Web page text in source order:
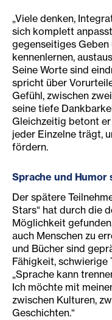
„Viele denken,
sich komplett
gegenseitiges Geben
kennenlernen,
Seine Worte sind
spricht über
Gefühl, zwischen
seine tiefe
Gleichzeitig betont
jeder Einzelne trägt,
fördern.
Sprache und Humor
Der spätere
Stars“ hat durch die
Möglichkeit
auch Menschen zu
und Bücher sind
Fähigkeit, schwierige
„Sprache kann
Ich möchte mit
zwischen Kulturen,
Geschichten.“